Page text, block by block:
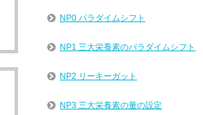
NP0 パラダイムシフト
NP1 三大栄養素のパラダイムシフト
NP2 リーキーガット
NP3 三大栄養素の量の設定